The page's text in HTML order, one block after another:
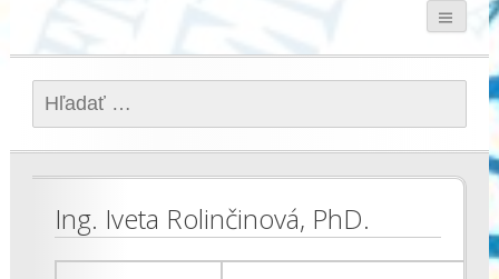
Hľadať:
Ing. Iveta Rolinčinová, PhD.